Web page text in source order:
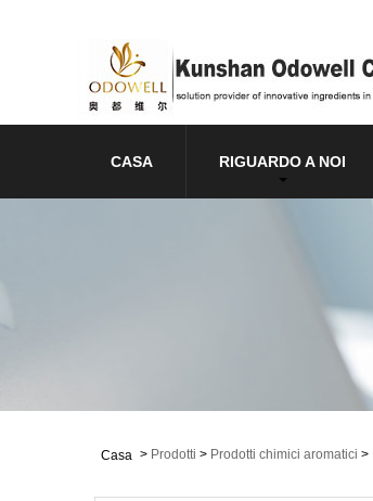
CASA RIGUARDO A NOI
Casa > Prodotti > Prodotti chimici aromatici >